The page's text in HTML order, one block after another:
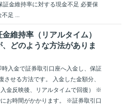
金維持率に対する現金不足 必要保
不足 ...
維持率（リアルタイム）
どのような方法がありま
入金で証券取引口座へ入金し、保証
せる方法です。 入金した金額分、
金反映後、リアルタイムで回復） ※
お時間がかかります。 ※証券取引口